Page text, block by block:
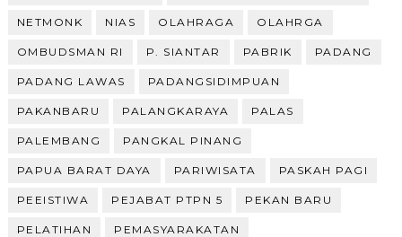
NETMONK NIAS OLAHRAGA OLAHRGA
OMBUDSMAN RI P. SIANTAR PABRIK PADANG
PADANG LAWAS PADANGSIDIMPUAN
PAKANBARU PALANGKARAYA PALAS
PALEMBANG PANGKAL PINANG
PAPUA BARAT DAYA PARIWISATA PASKAH PAGI
PEEISTIWA PEJABAT PTPN 5 PEKAN BARU
PELATIHAN PEMASYARAKATAN